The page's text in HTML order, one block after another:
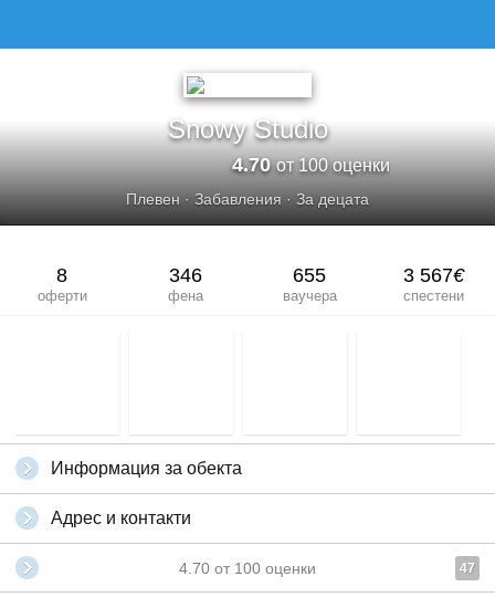
Snowy Studio
4.70от 100 оценки
Плевен · Забавления · За децата
8
оферти
346
фена
655
ваучера
3 567€
спестени
Информация за обекта
Адрес и контакти
4.70 от 100 оценки 47